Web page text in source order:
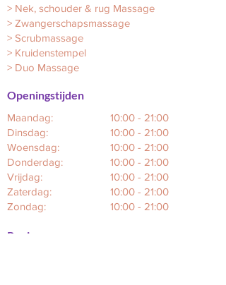
> Nek, schouder & rug Massage
> Zwangerschapsmassage
> Scrubmassage
> Kruidenstempel
> Duo Massage
Openingstijden
Maandag:
Dinsdag:
Woensdag:
Donderdag:
Vrijdag:
Zaterdag:
Zondag:
10:00 - 21:00
10:00 - 21:00
10:00 - 21:00
10:00 - 21:00
10:00 - 21:00
10:00 - 21:00
10:00 - 21:00
Reviews